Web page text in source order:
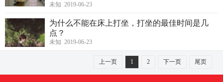
未知 2019-06-23
为什么不能在床上打坐，打坐的最佳时间是几
点？
未知 2019-06-23
上一页 1 2 下一页 尾页